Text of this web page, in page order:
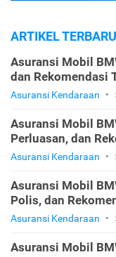
ARTIKEL TERBARU
Asuransi Mobil
dan Rekomendasi
Asuransi Kendaraan •
Asuransi Mobil
Perluasan, dan
Asuransi Kendaraan •
Asuransi Mobil
Polis, dan
Asuransi Kendaraan •
Asuransi Mobil